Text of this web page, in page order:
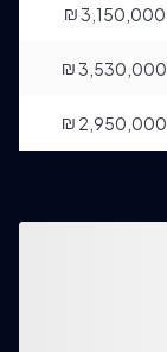
₪3,150,000
₪3,530,000
₪ 2,950,000